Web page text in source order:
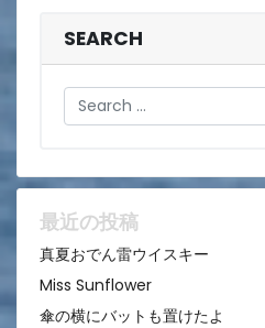
シ
ョ
ン
SEARCH
Search
最近の投稿
真夏おでん雷ウイスキー
Miss Sunflower
傘の横にバットも置けたよ